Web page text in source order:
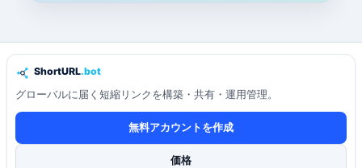
グローバルに届く短縮リンクを構築・共有・運用管理。
無料アカウントを作成
価格